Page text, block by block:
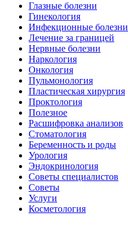
Глазные болезни
Гинекология
Инфекционные болезни
Лечение за границей
Нервные болезни
Наркология
Онкология
Пульмонология
Пластическая хирургия
Проктология
Полезное
Расшифровка анализов
Стоматология
Беременность и роды
Урология
Эндокринология
Советы специалистов
Советы
Услуги
Косметология